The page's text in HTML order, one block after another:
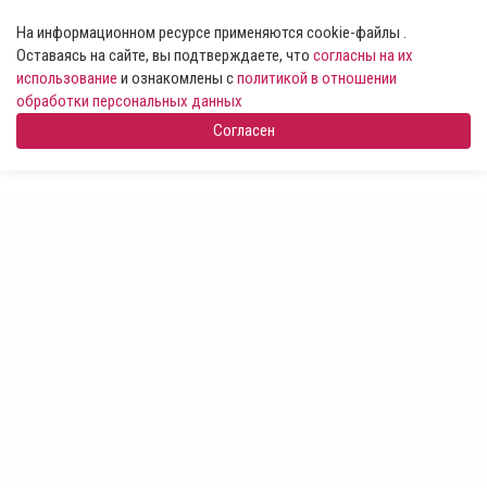
На информационном ресурсе применяются cookie-файлы .
Оставаясь на сайте, вы подтверждаете, что согласны на их
использование и ознакомлены сполитикой в отношении
обработки персональных данных
Согласен